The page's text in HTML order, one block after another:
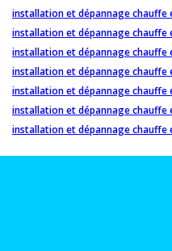
installation et dépannage chauffe
installation et dépannage chauffe
installation et dépannage chauffe
installation et dépannage chauffe
installation et dépannage chauffe
installation et dépannage chauffe
installation et dépannage chauffe